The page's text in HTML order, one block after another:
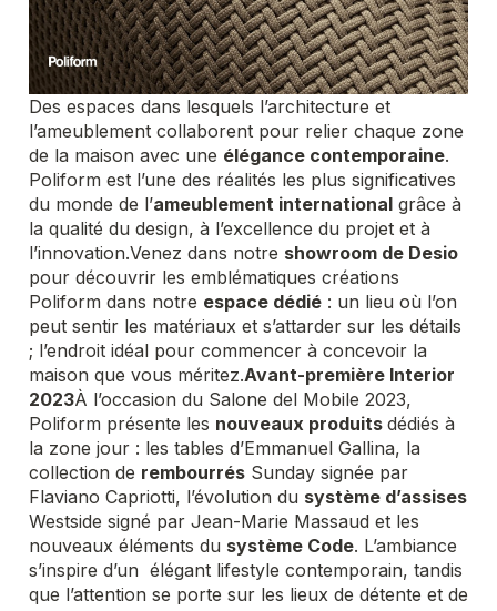
Des espaces dans lesquels l’architecture et
l’ameublement collaborent pour relier chaque zone
de la maison avec une élégance contemporaine.
Poliform est l’une des réalités les plus significatives
du monde de l’ameublement international grâce à
la qualité du design, à l’excellence du projet et à
l’innovation.Venez dans notre showroom de Desio
pour découvrir les emblématiques créations
Poliform dans notre espace dédié : un lieu où l’on
peut sentir les matériaux et s’attarder sur les détails
; l’endroit idéal pour commencer à concevoir la
maison que vous méritez.Avant-première Interior
2023À l’occasion du Salone del Mobile 2023,
Poliform présente les nouveaux produits dédiés à
la zone jour : les tables d’Emmanuel Gallina, la
collection de rembourrés Sunday signée par
Flaviano Capriotti, l’évolution du système d’assises
Westside signé par Jean-Marie Massaud et les
nouveaux éléments du système Code. L’ambiance
s’inspire d’un élégant lifestyle contemporain, tandis
que l’attention se porte sur les lieux de détente et de